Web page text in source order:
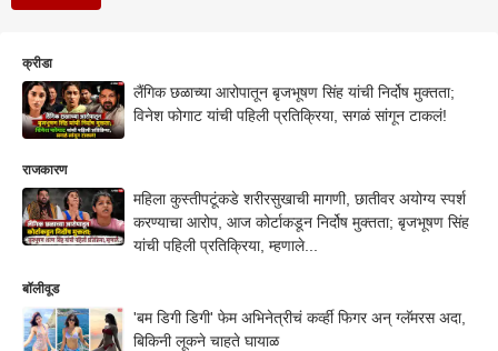
क्रीडा
लैंगिक छळाच्या आरोपातून बृजभूषण सिंह यांची निर्दोष मुक्तता;
विनेश फोगाट यांची पहिली प्रतिक्रिया, सगळं सांगून टाकलं!
राजकारण
महिला कुस्तीपटूंकडे शरीरसुखाची मागणी, छातीवर अयोग्य स्पर्श
करण्याचा आरोप, आज कोर्टाकडून निर्दोष मुक्तता; बृजभूषण सिंह
यांची पहिली प्रतिक्रिया, म्हणाले...
बॉलीवूड
'बम डिगी डिगी' फेम अभिनेत्रीचं कर्व्ही फिगर अन् ग्लॅमरस अदा,
बिकिनी लूकने चाहते घायाळ